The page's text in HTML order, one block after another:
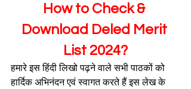
How to Check &
Download Deled Merit
List 2024?
हमारे इस हिंदी लिखो पढ़ने वाले सभी पाठकों को
हार्दिक अभिनंदन एवं स्वागत करते हैं इस लेख के